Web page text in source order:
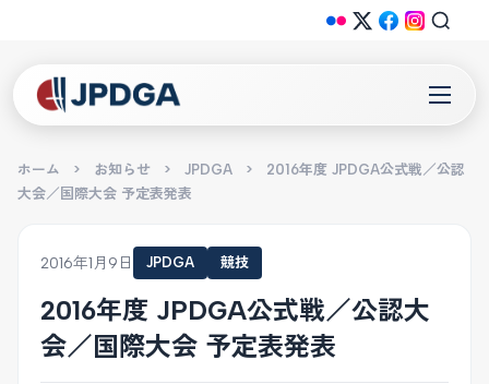
ホーム > お知らせ > JPDGA >
2016年度 JPDGA公式戦／公認
大会／国際大会 予定表発表
2016年1月9日 JPDGA 競技
2016年度 JPDGA公式戦／公認大
会／国際大会 予定表発表